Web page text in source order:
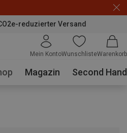
reduzierter Versand
Mein KontoWunschlisteWarenkorb
Magazin Second Hand